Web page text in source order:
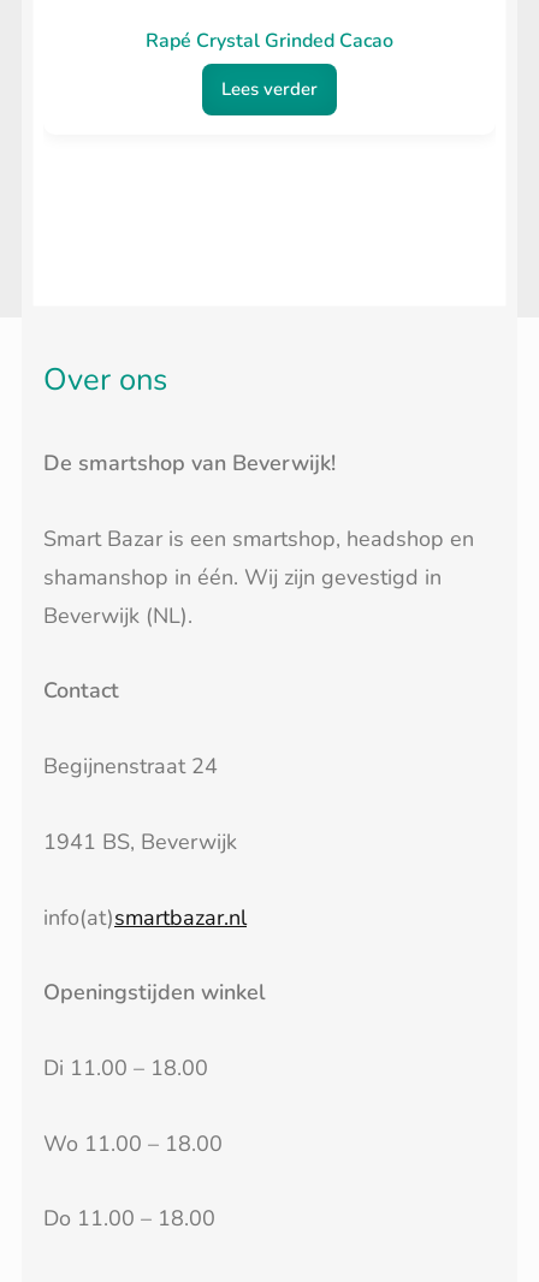
Rapé Crystal Grinded Cacao
Lees verder
Over ons
De smartshop van Beverwijk!
Smart Bazar is een smartshop, headshop en
shamanshop in één. Wij zijn gevestigd in
Beverwijk (NL).
Contact
Begijnenstraat 24
1941 BS, Beverwijk
info(at)smartbazar.nl
Openingstijden winkel
Di 11.00 – 18.00
Wo 11.00 – 18.00
Do 11.00 – 18.00